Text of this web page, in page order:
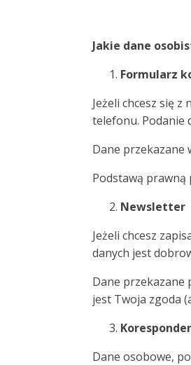
Jakie dane
Formularz
Jeżeli chcesz się
telefonu. Podanie
Dane przekazane
Podstawą prawną
Newsletter
Jeżeli chcesz
danych jest
Dane przekazane
jest Twoja zgoda
Dane osobowe,